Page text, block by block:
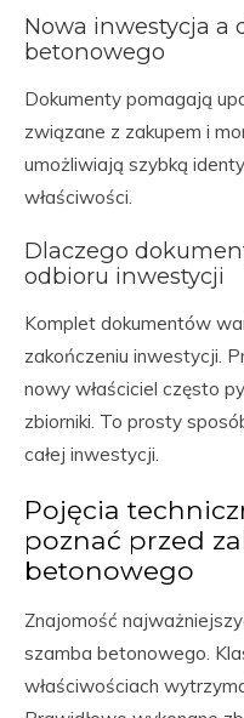
Nowa inwestycja a
betonowego
Dokumenty pomagają
związane z zakupem i
umożliwiają szybką
właściwości.
Dlaczego
odbioru inwestycji
Komplet dokumentów
zakończeniu inwestycji.
nowy właściciel często
zbiorniki. To prosty
całej inwestycji.
Pojęcia
poznać przed
betonowego
Znajomość
szamba betonowego.
właściwościach